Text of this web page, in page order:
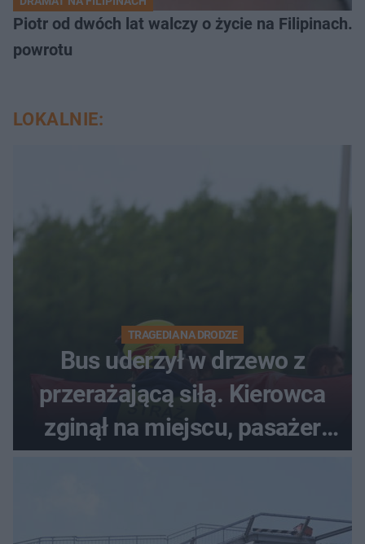
Piotr od dwóch lat walczy o życie na Filipinach.
powrotu
LOKALNIE:
TRAGEDIA NA DRODZE
Bus uderzył w drzewo z
przerażającą siłą. Kierowca
zginął na miejscu, pasażer
walczy o życie